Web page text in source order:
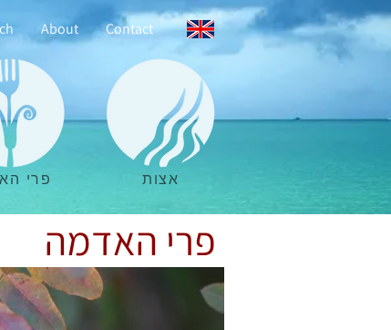
פרי האדמה
About Contact
פרי אצות